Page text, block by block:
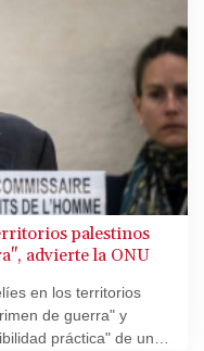
palestinos
advierte la ONU
en los territorios
de guerra" y
práctica" de un